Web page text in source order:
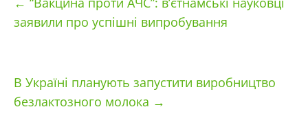
заявили про успішні випробування
В Україні планують запустити виробництво
безлактозного молока →